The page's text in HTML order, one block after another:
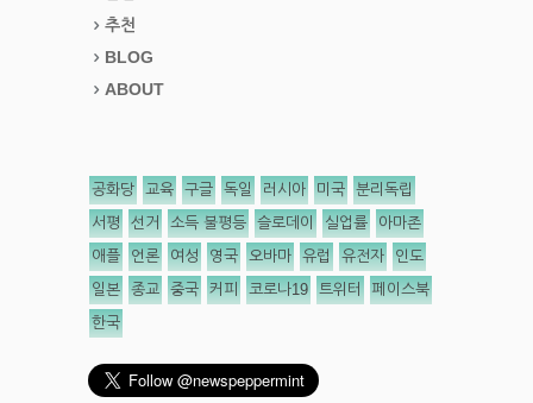
추천
BLOG
ABOUT
공화당 교육 구글 독일 러시아 미국 분리독립
서평 선거 소득 불평등 슬로데이 실업률 아마존
애플 언론 여성 영국 오바마 유럽 유전자 인도
일본 종교 중국 커피 코로나19 트위터 페이스북
한국